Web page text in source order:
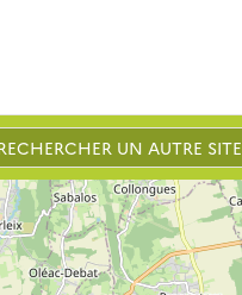
UN AUTRE SITE